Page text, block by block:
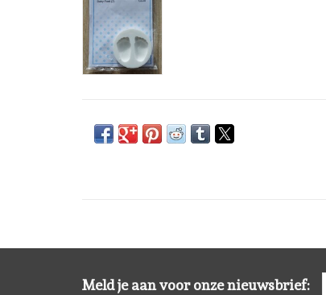
Meld je aan voor onze nieuwsbrief: